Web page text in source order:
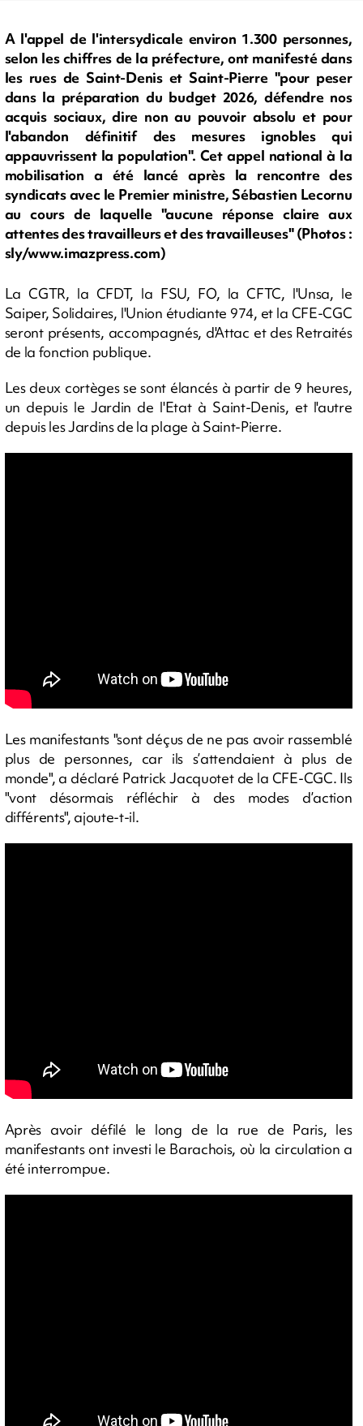
A l'appel de l'intersydicale environ 1.300 personnes,
selon les chiffres de la préfecture, ont manifesté dans
les rues de Saint-Denis et Saint-Pierre "pour peser
dans la préparation du budget 2026, défendre nos
acquis sociaux, dire non au pouvoir absolu et pour
l'abandon définitif des mesures ignobles qui
appauvrissent la population". Cet appel national à la
mobilisation a été lancé après la rencontre des
syndicats avec le Premier ministre, Sébastien Lecornu
au cours de laquelle "aucune réponse claire aux
attentes des travailleurs et des travailleuses" (Photos :
sly/www.imazpress.com)
La CGTR, la CFDT, la FSU, FO, la CFTC, l'Unsa, le
Saiper, Solidaires, l'Union étudiante 974, et la CFE-CGC
seront présents, accompagnés, d'Attac et des Retraités
de la fonction publique.
Les deux cortèges se sont élancés à partir de 9 heures,
un depuis le Jardin de l'Etat à Saint-Denis, et l'autre
depuis les Jardins de la plage à Saint-Pierre.
Les manifestants "sont déçus de ne pas avoir rassemblé
plus de personnes, car ils s’attendaient à plus de
monde", a déclaré Patrick Jacquotet de la CFE-CGC. Ils
"vont désormais réfléchir à des modes d’action
différents", ajoute-t-il.
Après avoir défilé le long de la rue de Paris, les
manifestants ont investi le Barachois, où la circulation a
été interrompue.